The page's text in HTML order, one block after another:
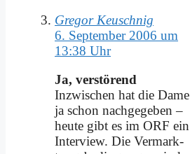
Gregor Keuschnig
6. September 2006 um
13:38 Uhr
Ja, ver­stö­rend
In­zwi­schen hat die Da­me
ja schon nach­ge­ge­ben –
heu­te gibt es im ORF ein
In­ter­view. Die Ver­mark­